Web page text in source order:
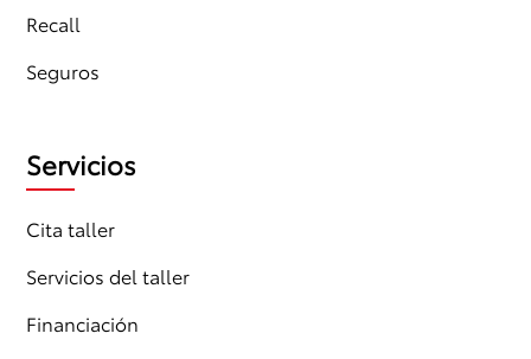
Recall
Seguros
Servicios
Cita taller
Servicios del taller
Financiación